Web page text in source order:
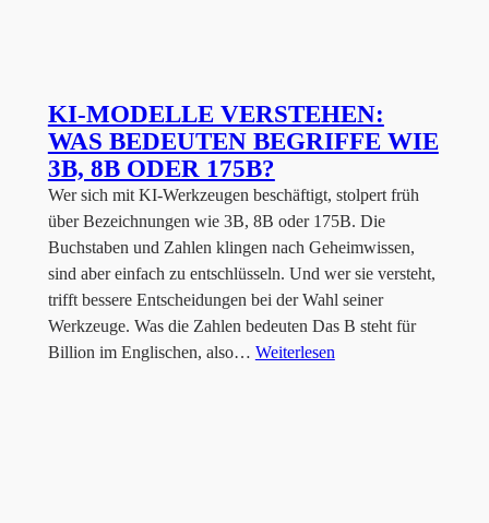
KI-MODELLE VERSTEHEN:
WAS BEDEUTEN BEGRIFFE WIE
3B, 8B ODER 175B?
Wer sich mit KI-Werkzeugen beschäftigt, stolpert früh
über Bezeichnungen wie 3B, 8B oder 175B. Die
Buchstaben und Zahlen klingen nach Geheimwissen,
sind aber einfach zu entschlüsseln. Und wer sie versteht,
trifft bessere Entscheidungen bei der Wahl seiner
Werkzeuge. Was die Zahlen bedeuten Das B steht für
Billion im Englischen, also… Weiterlesen